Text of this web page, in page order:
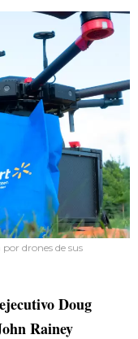
drones de sus
Doug
Rainey